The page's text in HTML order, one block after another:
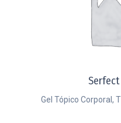
Serfect
Gel Tópico Corporal,